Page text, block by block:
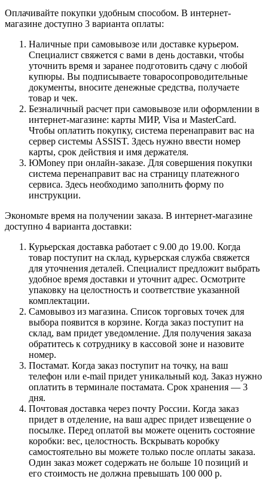
Оплачивайте покупки удобным способом. В интернет-
магазине доступно 3 варианта оплаты:
Наличные при самовывозе или доставке курьером.
Специалист свяжется с вами в день доставки, чтобы
уточнить время и заранее подготовить сдачу с любой
купюры. Вы подписываете товаросопроводительные
документы, вносите денежные средства, получаете
товар и чек.
Безналичный расчет при самовывозе или оформлении в
интернет-магазине: карты МИР, Visa и MasterCard.
Чтобы оплатить покупку, система перенаправит вас на
сервер системы ASSIST. Здесь нужно ввести номер
карты, срок действия и имя держателя.
ЮMoney при онлайн-заказе. Для совершения покупки
система перенаправит вас на страницу платежного
сервиса. Здесь необходимо заполнить форму по
инструкции.
Экономьте время на получении заказа. В интернет-магазине
доступно 4 варианта доставки:
Курьерская доставка работает с 9.00 до 19.00. Когда
товар поступит на склад, курьерская служба свяжется
для уточнения деталей. Специалист предложит выбрать
удобное время доставки и уточнит адрес. Осмотрите
упаковку на целостность и соответствие указанной
комплектации.
Самовывоз из магазина. Список торговых точек для
выбора появится в корзине. Когда заказ поступит на
склад, вам придет уведомление. Для получения заказа
обратитесь к сотруднику в кассовой зоне и назовите
номер.
Постамат. Когда заказ поступит на точку, на ваш
телефон или e-mail придет уникальный код. Заказ нужно
оплатить в терминале постамата. Срок хранения — 3
дня.
Почтовая доставка через почту России. Когда заказ
придет в отделение, на ваш адрес придет извещение о
посылке. Перед оплатой вы можете оценить состояние
коробки: вес, целостность. Вскрывать коробку
самостоятельно вы можете только после оплаты заказа.
Один заказ может содержать не больше 10 позиций и
его стоимость не должна превышать 100 000 р.